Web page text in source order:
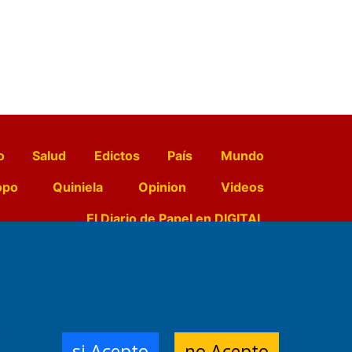
Salud Edictos País
Mundo
Quiniela Opinion
Videos
El Diario de Papel en DIGITAL